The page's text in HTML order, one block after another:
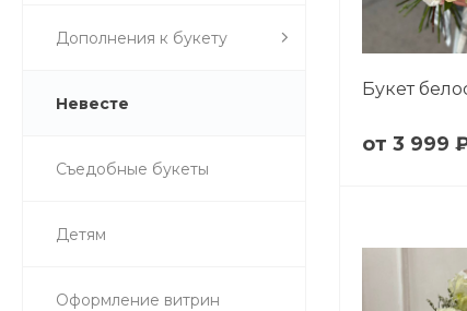
Дополнения к букету
Невесте
Съедобные букеты
Детям
Оформление витрин
Букет
3 999